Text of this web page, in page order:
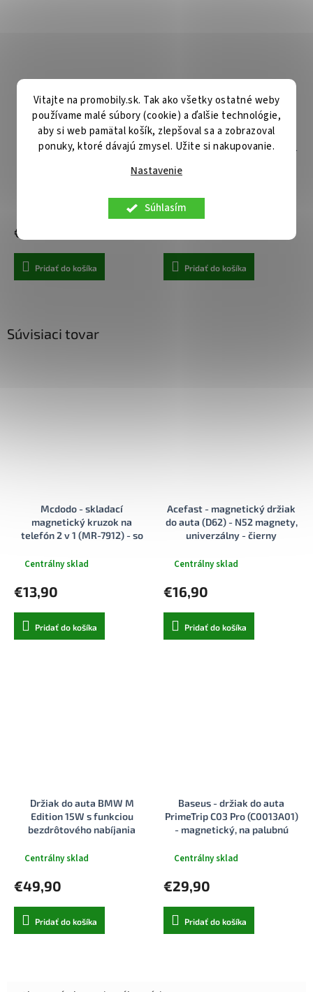
Vitajte na promobily.sk. Tak ako všetky ostatné weby
používame malé súbory (cookie) a ďalšie technológie,
aby si web pamätal košík, zlepšoval sa a zobrazoval
ponuky, ktoré dávajú zmysel. Užite si nakupovanie.
Nastavenie
Súhlasím
Súvisiaci tovar
Mcdodo - skladací
magnetický kruzok na
telefón 2 v 1 (MR-7912) - so
zrkadielkom, koža - čierna
Centrálny sklad
€13,90
Pridať do košíka
Acefast - magnetický držiak
do auta (D62) - N52 magnety,
univerzálny - čierny
Centrálny sklad
€16,90
Pridať do košíka
Držiak do auta BMW M
Edition 15W s funkciou
bezdrôtového nabíjania
Centrálny sklad
€49,90
Pridať do košíka
Baseus - držiak do auta
PrimeTrip C03 Pro (C0013A01)
- magnetický, na palubnú
3M lepidlo - čierny
Centrálny sklad
€29,90
Pridať do košíka
Adaptér do auta Blavec BS-
€11,90
Pridať do košíka
Adaptér do auta REMAX RCC-
zapaľovača 24W biely
Skladom u nás
Pridať do košíka